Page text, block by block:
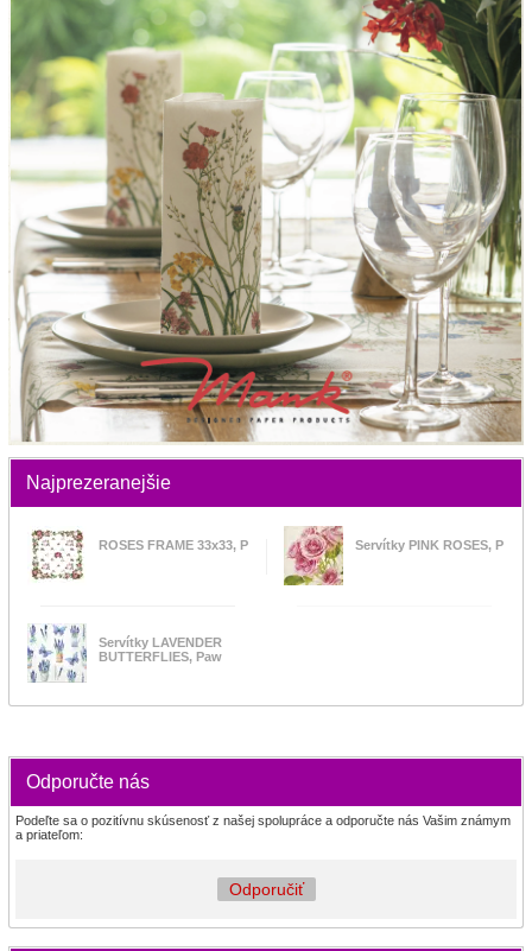
Najprezeranejšie
ROSES FRAME 33x33, P Servítky PINK ROSES, P
Servítky LAVENDER
BUTTERFLIES, Paw
Odporučte nás
Podeľte sa o pozitívnu skúsenosť z našej spolupráce a odporučte nás Vašim známym
a priateľom:
Odporučiť